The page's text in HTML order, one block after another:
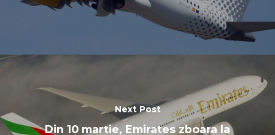
Next Post
Din 10 martie, Emirates zboara la